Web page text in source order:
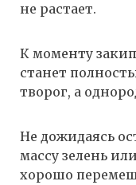
не растает.
К моменту
станет
творог, а
Не дожидаясь
массу зелень
хорошо